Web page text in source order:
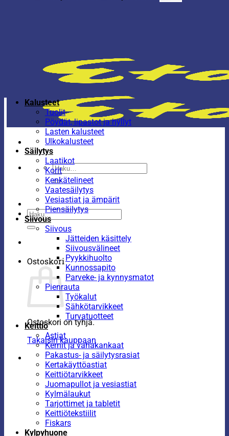
Etsi:
Etsi:
Ostoskori
Ostoskori on tyhjä.
Takaisin kauppaan
Kalusteet
Tuolit
Pöydät, lipastot ja hyllyt
Lasten kalusteet
Ulkokalusteet
Säilytys
Laatikot
Korit
Kenkätelineet
Vaatesäilytys
Vesiastiat ja ämpärit
Piensäilytys
Siivous
Siivous
Jätteiden käsittely
Siivousvälineet
Pyykkihuolto
Kunnossapito
Parveke- ja kynnysmatot
Pienrauta
Työkalut
Sähkötarvikkeet
Turvatuotteet
Keittiö
Astiat
Kernit ja vahakankaat
Pakastus- ja säilytysrasiat
Kertakäyttöastiat
Keittiötarvikkeet
Juomapullot ja vesiastiat
Kylmälaukut
Tarjottimet ja tabletit
Keittiötekstiilit
Fiskars
Kylpyhuone